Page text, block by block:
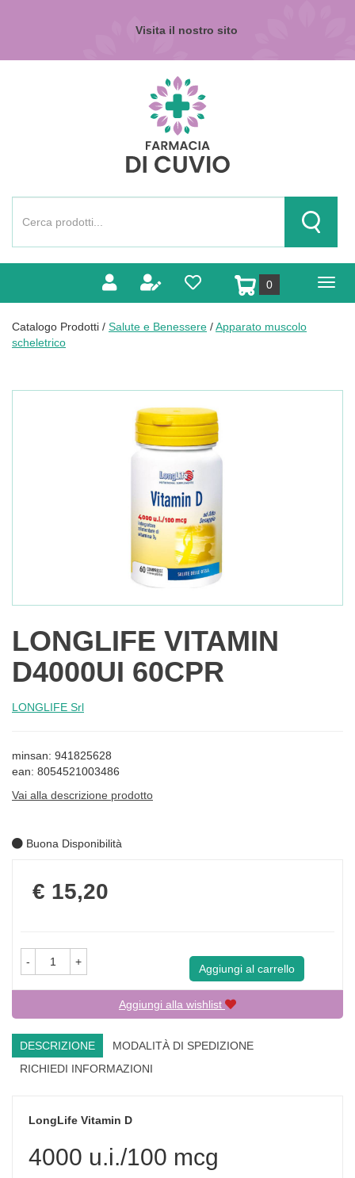
Visita il nostro sito
Prodotto
Cerca
0prodotti
inseriti
Catalogo Prodotti / Salute e Benessere /Apparato muscolo
scheletrico
LONGLIFE VITAMIN
D4000UI 60CPR
LONGLIFE Srl
minsan: 941825628
ean: 8054521003486
Vai alla descrizione prodotto
Buona Disponibilità
Prezzo
€ 15,20
- +
Aggiungi al carrello
Aggiungi alla wishlist
DESCRIZIONE
MODALITÀ DI SPEDIZIONE
RICHIEDI INFORMAZIONI
LongLife Vitamin D
4000 u.i./100 mcg